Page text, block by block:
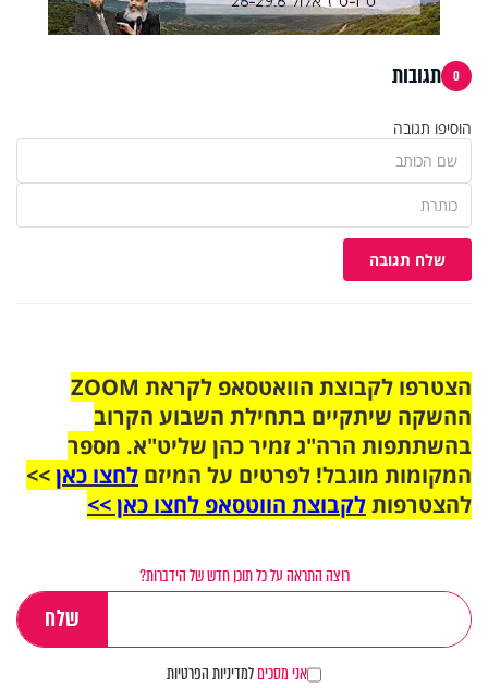
0 תגובות
הוסיפו תגובה
שלח תגובה
הצטרפו לקבוצת הוואטסאפ לקראת ZOOM
ההשקה שיתקיים בתחילת השבוע הקרוב
בהשתתפות הרה"ג זמיר כהן שליט"א. מספר
המקומות מוגבל! לפרטים על המיזם לחצו כאן>>
להצטרפותלקבוצת הווטסאפ לחצו כאן >>
רוצה התראה על כל תוכן חדש של הידברות?
אני מסכיםלמדיניות הפרטיות